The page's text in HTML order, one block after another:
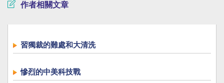
作者相關文章
習獨裁的難處和大清洗
慘烈的中美科技戰